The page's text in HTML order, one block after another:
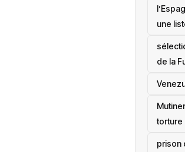
une
de la
torture
prison